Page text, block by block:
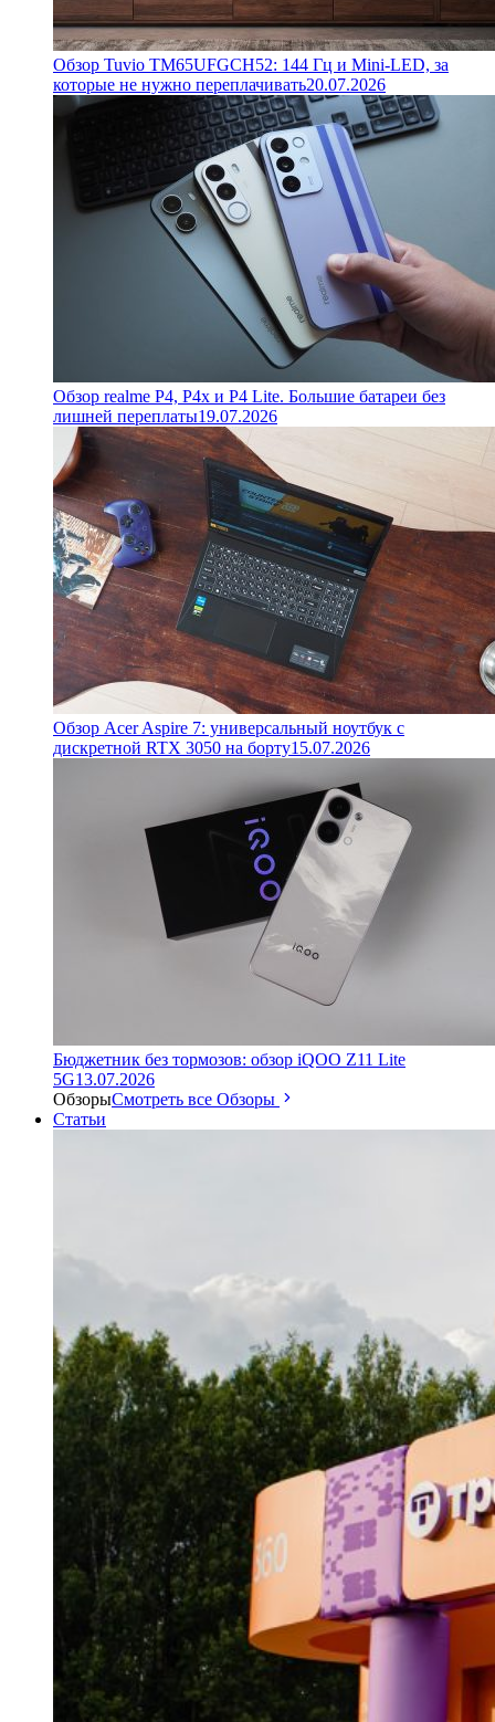
Обзор Tuvio TM65UFGCH52: 144 Гц и Mini-LED, за
которые не нужно переплачивать20.07.2026
Обзор realme P4, P4x и P4 Lite. Большие батареи без
лишней переплаты19.07.2026
Обзор Acer Aspire 7: универсальный ноутбук с
дискретной RTX 3050 на борту15.07.2026
Бюджетник без тормозов: обзор iQOO Z11 Lite
5G13.07.2026
ОбзорыСмотреть все Обзоры
Статьи